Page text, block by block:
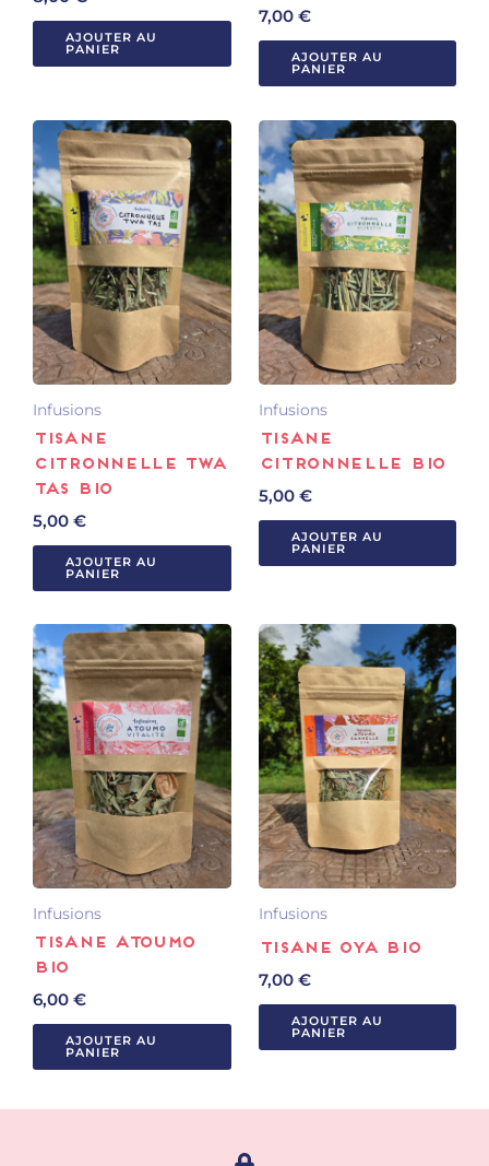
AJOUTER AU
PANIER
7,00 €
AJOUTER AU
PANIER
Infusions
Tisane
Citronnelle Twa
tas BIO
5,00 €
AJOUTER AU
PANIER
Infusions
Tisane
Citronnelle BIO
5,00 €
AJOUTER AU
PANIER
Infusions
Tisane Atoumo
BIO
6,00 €
AJOUTER AU
PANIER
Infusions
Tisane Oya Bio
7,00 €
AJOUTER AU
PANIER